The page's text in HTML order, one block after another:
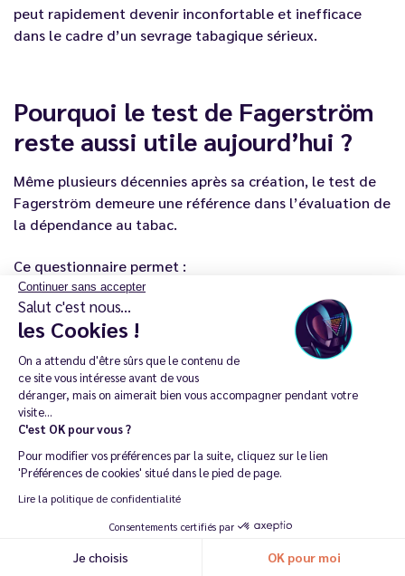
Continuer sans accepter
Salut c'est nous...
les Cookies !
On a attendu d'être sûrs que le contenu de
ce site vous intéresse avant de vous
déranger, mais on aimerait bien vous accompagner pendant votre
visite...
C'est OK pour vous ?
Pour modifier vos préférences par la suite, cliquez sur le lien
'Préférences de cookies' situé dans le pied de page.
Lire la politique de confidentialité
Consentements certifiés par
Je choisis OK pour moi
peut rapidement devenir inconfortable et inefficace
dans le cadre d’un sevrage tabagique sérieux.
Pourquoi le test de Fagerström
reste aussi utile aujourd’hui ?
Même plusieurs décennies après sa création, le test de
Fagerström demeure une référence dans l’évaluation de
la dépendance au tabac.
Ce questionnaire permet :
d’obtenir un score rapide ;
d’adapter le traitement ;
d’éviter les erreurs de dosage ;
de mieux comprendre sa consommation de cigarettes.
Il reste utilisé :
en consultation médicale ;
chez les tabacologues ;
en pharmacie ;
dans les centres spécialisés de sevrage tabagique.
Pour la vape aussi, ce test constitue une excellente base